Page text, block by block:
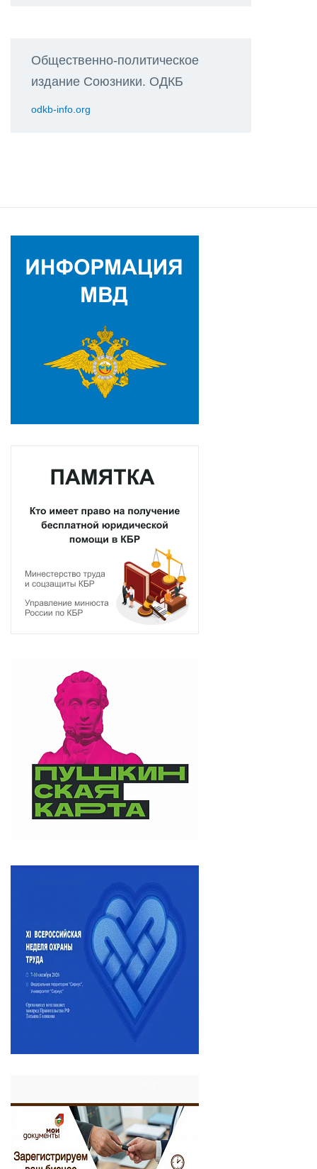
Общественно-политическое
издание Союзники. ОДКБ
odkb-info.org